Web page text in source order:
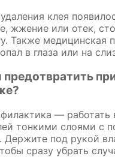
клея
жжение или отек,
Также медицинская
в глаза или на
— работать
тонкими слоями с
Держите под рукой
сразу убрать